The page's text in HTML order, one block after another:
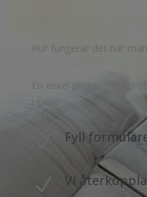
Hur fungerar det när
En enkel process för
Fyll
N Vi